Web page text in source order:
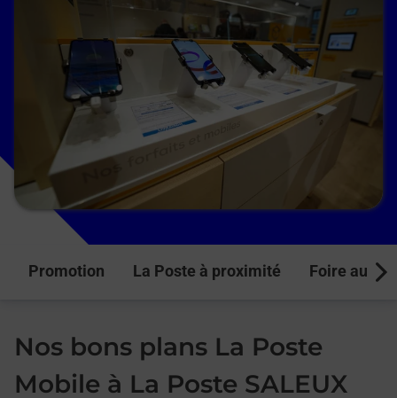
Promotion La Poste à proximité Foire aux
Nos bons plans La Poste
Mobile à La Poste SALEUX